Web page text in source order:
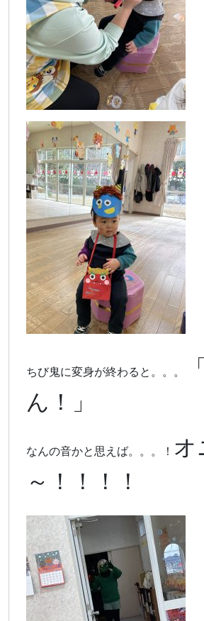
ちび鬼に変身が終わると。。。
ん！」
なんの音かと思えば。。。！ オ
～！！！！